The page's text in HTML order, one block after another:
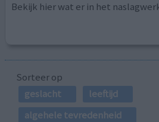
Bekijk hier wat er in het
Sorteer op
geslacht
leeftijd
algehele tevredenheid